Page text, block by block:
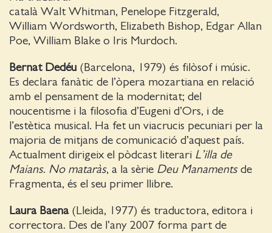
català Walt Whitman, Penelope Fitzgerald,
William Wordsworth, Elizabeth Bishop, Edgar Allan
Poe, William Blake o Iris Murdoch.
Bernat Dedéu (Barcelona, 1979) és filòsof i músic.
Es declara fanàtic de l’òpera mozartiana en relació
amb el pensament de la modernitat; del
noucentisme i la filosofia d’Eugeni d’Ors, i de
l’estètica musical. Ha fet un viacrucis pecuniari per la
majoria de mitjans de comunicació d’aquest país.
Actualment dirigeix el pòdcast literari L’illa de
Maians. No mataràs, a la sèrie Deu Manamentsde
Fragmenta, és el seu primer llibre.
Laura Baena(Lleida, 1977) és traductora, editora i
correctora. Des de l’any 2007 forma part de